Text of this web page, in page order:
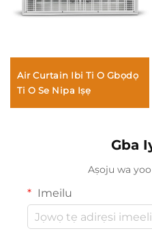
Air Curtain Ibi Ti O Gbọdọ
Ti O Se Nipa Iṣẹ
Gba
Aṣoju wa
Imeilu